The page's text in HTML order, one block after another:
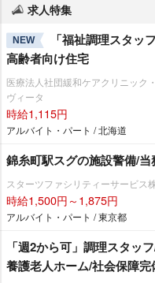
求人特集
NEW
「福祉調理スタッ
高齢者向け住宅
医療法人社団緩和ケアクリニック
ヴィータ
時給1,115円
アルバイト・パート / 北海道
錦糸町駅スグの施設警備/
スターツファシリティーサービス
時給1,500円～1,875円
アルバイト・パート / 東京都
「週2から可」調理スタッ
養護老人ホーム/社会保障完